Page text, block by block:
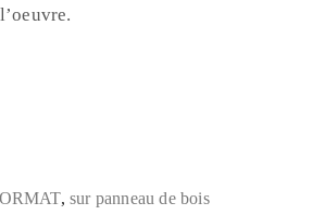
,sur panneau de bois